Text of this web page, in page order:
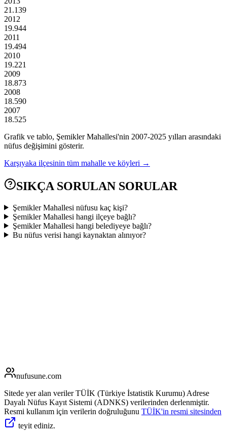
21.139
2012
19.944
2011
19.494
2010
19.221
2009
18.873
2008
18.590
2007
18.525
Grafik ve tablo, ŞemiklerMahallesi'nin 2007-2025 yılları arasındaki
nüfus değişimini gösterir.
Karşıyaka ilçesinin tüm mahalle ve köyleri →
SIKÇA SORULAN SORULAR
Şemikler Mahallesi nüfusu kaç kişi?
Şemikler Mahallesi hangi ilçeye bağlı?
Şemikler Mahallesi hangi belediyeye bağlı?
Bu nüfus verisi hangi kaynaktan alınıyor?
nufusune.com
Sitede yer alan veriler TÜİK (Türkiye İstatistik Kurumu) Adrese
Dayalı Nüfus Kayıt Sistemi (ADNKS) verilerinden derlenmiştir.
Resmi kullanım için verilerin doğruluğunu TÜİK'in resmi sitesinden
teyit ediniz.